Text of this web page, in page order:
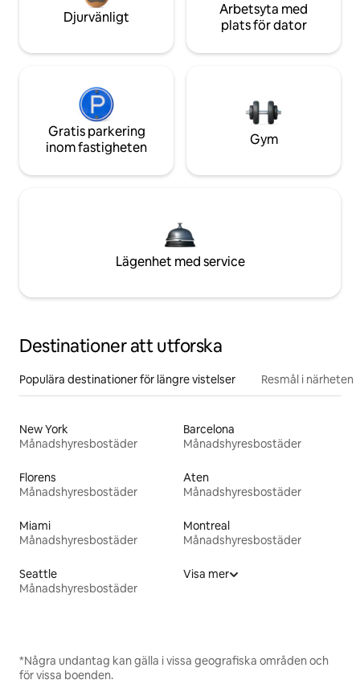
Djurvänligt
Arbetsyta med
plats för dator
Gratis parkering
inom fastigheten
Gym
Lägenhet med service
Destinationer att utforska
Populära destinationer för längre vistelser Resmål i närheten
New York
Månadshyresbostäder
Barcelona
Månadshyresbostäder
Florens
Månadshyresbostäder
Aten
Månadshyresbostäder
Miami
Månadshyresbostäder
Montreal
Månadshyresbostäder
Seattle
Månadshyresbostäder
Visa mer
*Några undantag kan gälla i vissa geografiska områden och
för vissa boenden.